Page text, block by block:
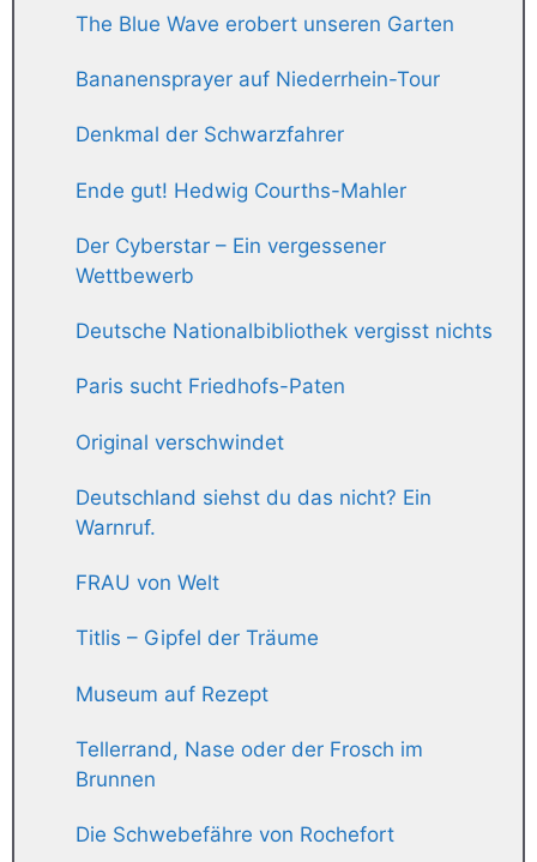
The Blue Wave erobert unseren Garten
Bananensprayer auf Niederrhein-Tour
Denkmal der Schwarzfahrer
Ende gut! Hedwig Courths-Mahler
Der Cyberstar – Ein vergessener
Wettbewerb
Deutsche Nationalbibliothek vergisst nichts
Paris sucht Friedhofs-Paten
Original verschwindet
Deutschland siehst du das nicht? Ein
Warnruf.
FRAU von Welt
Titlis – Gipfel der Träume
Museum auf Rezept
Tellerrand, Nase oder der Frosch im
Brunnen
Die Schwebefähre von Rochefort